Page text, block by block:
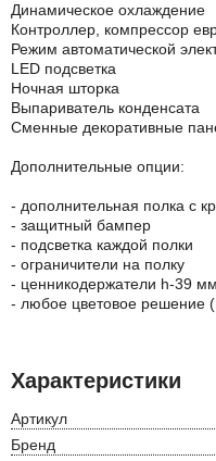
Динамическое охлаждение
Контроллер, компрессор
Режим автоматической
LED подсветка
Ночная шторка
Выпариватель конденсата
Сменные декоративные
Дополнительные опции:
- дополнительная полка с
- защитный бампер
- подсветка каждой полки
- ограничители на полку
- ценникодержатели h-39 мм
- любое цветовое решение
Характеристики
Артикул
Бренд